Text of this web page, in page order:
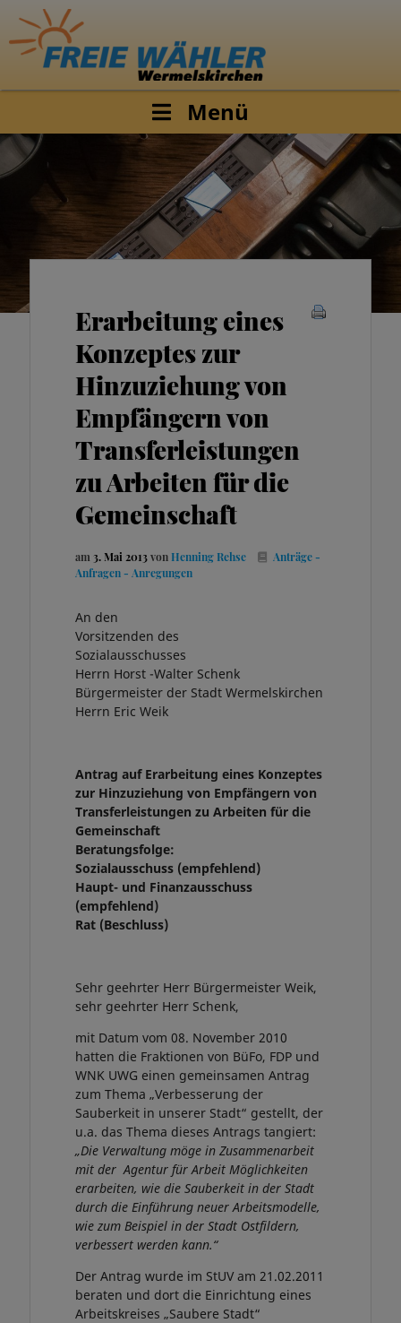
Menü
Erarbeitung eines
Konzeptes zur
Hinzuziehung von
Empfängern von
Transferleistungen
zu Arbeiten für die
Gemeinschaft
am 3. Mai 2013von Henning Rehse
Anträge -
Anfragen - Anregungen
An den
Vorsitzenden des
Sozialausschusses
Herrn Horst -Walter Schenk
Bürgermeister der Stadt Wermelskirchen
Herrn Eric Weik
Antrag auf Erarbeitung eines Konzeptes
zur Hinzuziehung von Empfängern von
Transferleistungen zu Arbeiten für die
Gemeinschaft
Beratungsfolge:
Sozialausschuss (empfehlend)
Haupt- und Finanzausschuss
(empfehlend)
Rat (Beschluss)
Sehr geehrter Herr Bürgermeister Weik,
sehr geehrter Herr Schenk,
mit Datum vom 08. November 2010
hatten die Fraktionen von BüFo, FDP und
WNK UWG einen gemeinsamen Antrag
zum Thema „Verbesserung der
Sauberkeit in unserer Stadt“ gestellt, der
u.a. das Thema dieses Antrags tangiert:
„Die Verwaltung möge in Zusammenarbeit
mit der Agentur für Arbeit Möglichkeiten
erarbeiten, wie die Sauberkeit in der Stadt
durch die Einführung neuer Arbeitsmodelle,
wie zum Beispiel in der Stadt Ostfildern,
verbessert werden kann.“
Der Antrag wurde im StUV am 21.02.2011
beraten und dort die Einrichtung eines
Arbeitskreises „Saubere Stadt“